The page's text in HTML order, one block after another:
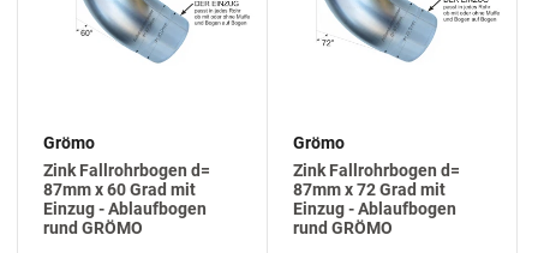
Grömo
Zink Fallrohrbogen d=
87mm x 60 Grad mit
Einzug - Ablaufbogen
rund GRÖMO
Grömo
Zink Fallrohrbogen d=
87mm x 72 Grad mit
Einzug - Ablaufbogen
rund GRÖMO